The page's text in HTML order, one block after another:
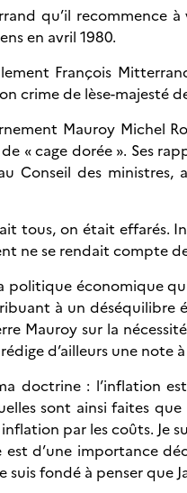
qu’il recommence
en avril 1980.
François
crime de lèse-majesté
Mauroy Michel
« cage dorée ». Ses
Conseil des ministres,
tous, on était effarés.
ne se rendait compte
politique économique
à un déséquilibre
Mauroy sur la
d’ailleurs une note
doctrine : l’inflation
sont ainsi faites
inflation par les coûts. Je
d’une importance
suis fondé à penser que